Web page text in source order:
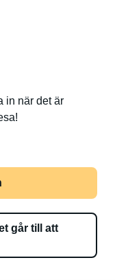
in när det är
går till att